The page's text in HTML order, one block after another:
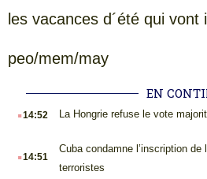
les vacances d´été qui vont
peo/mem/may
EN
.14:52 La Hongrie refuse le vote
.14:51
Cuba condamne l’inscription
terroristes